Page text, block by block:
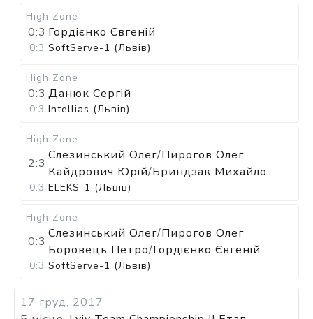
High Zone
0:3 Гордієнко Євгеній
0:3 SoftServe-1 (Львів)
High Zone
0:3 Данюк Сергій
0:3 Intellias (Львів)
High Zone
2:3
Слезинський Олег/Пирогов Олег
Кайдрович Юрій/Бриндзак Михайло
0:3 ELEKS-1 (Львів)
High Zone
0:3
Слезинський Олег/Пирогов Олег
Боровець Петро/Гордієнко Євгеній
0:3 SoftServe-1 (Львів)
17 груд, 2017